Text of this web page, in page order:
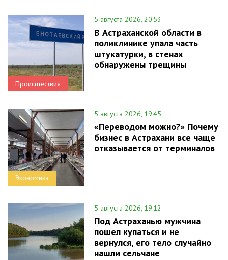
Происшествия
5 августа 2026, 20:53
В Астраханской области в
поликлинике упала часть
штукатурки, в стенах
обнаружены трещины
Экономика
5 августа 2026, 19:45
«Переводом можно?» Почему
бизнес в Астрахани все чаще
отказывается от терминалов
5 августа 2026, 19:12
Под Астраханью мужчина
пошел купаться и не
вернулся, его тело случайно
нашли сельчане